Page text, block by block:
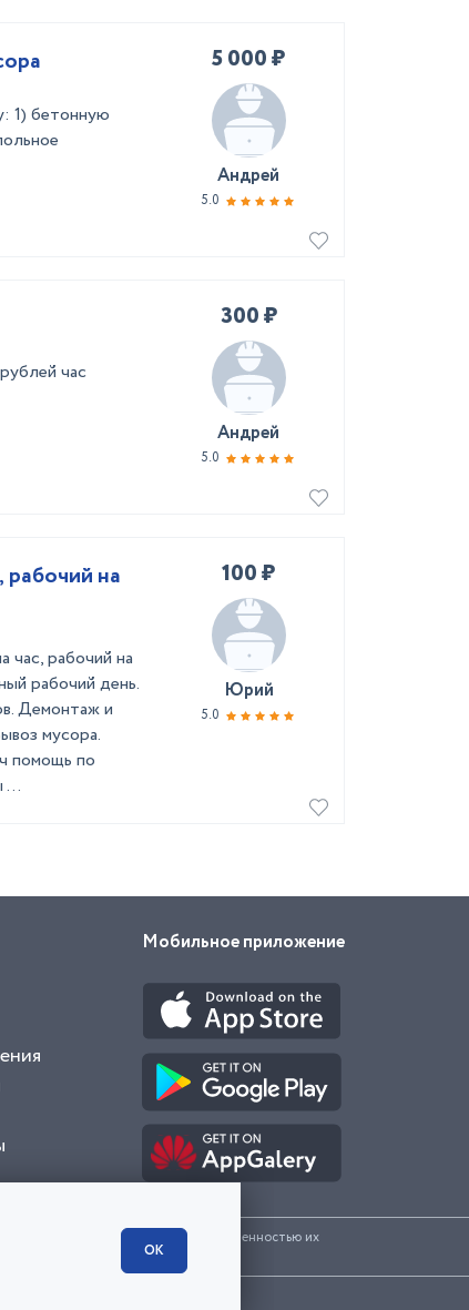
1) бетонную
5 000 ₽
Андрей
5.0
час
300 ₽
Андрей
5.0
нa
чаc, pабoчий нa
рабочий дeнь.
Демoнтаж и
мусоpа.
помощь по
...
100 ₽
Юрий
5.0
Мобильное приложение
на сайте являются собственностью их
ОК